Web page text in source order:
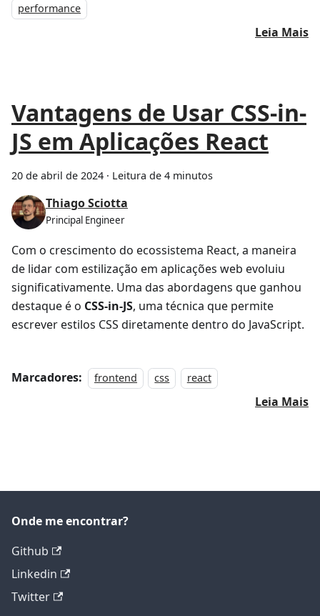
performance
Leia Mais
Vantagens de Usar CSS-in-
JS em Aplicações React
20 de abril de 2024 · Leitura de 4 minutos
Thiago Sciotta
Principal Engineer
Com o crescimento do ecossistema React, a maneira
de lidar com estilização em aplicações web evoluiu
significativamente. Uma das abordagens que ganhou
destaque é o CSS-in-JS, uma técnica que permite
escrever estilos CSS diretamente dentro do JavaScript.
Marcadores: frontend css react
Leia Mais
Onde me encontrar?
Github
Linkedin
Twitter